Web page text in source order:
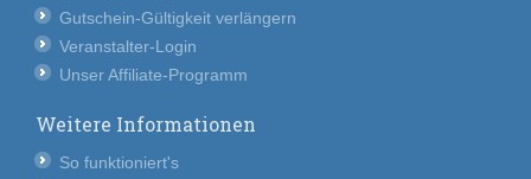
Gutschein-Gültigkeit verlängern
Veranstalter-Login
Unser Affiliate-Programm
Weitere Informationen
So funktioniert's